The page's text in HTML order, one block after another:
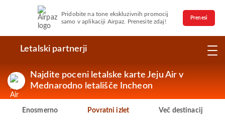
Pridobite na tone ekskluzivnih promocij
samo v aplikaciji Airpaz. Prenesite zdaj!
Prenesi
Letalski partnerji
Najdite poceni letalske karte Jeju Air v
Mednarodno letališče Incheon
Enosmerno Povratni izlet Več destinacij